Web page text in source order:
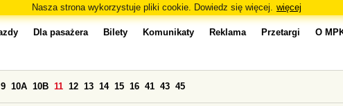
Nasza strona wykorzystuje pliki cookie. Dowiedz się więcej. więcej
Dla pasażera Bilety Komunikaty Reklama Przetargi O
9 10A 10B 11 12 13 14 15 16 41 43 45